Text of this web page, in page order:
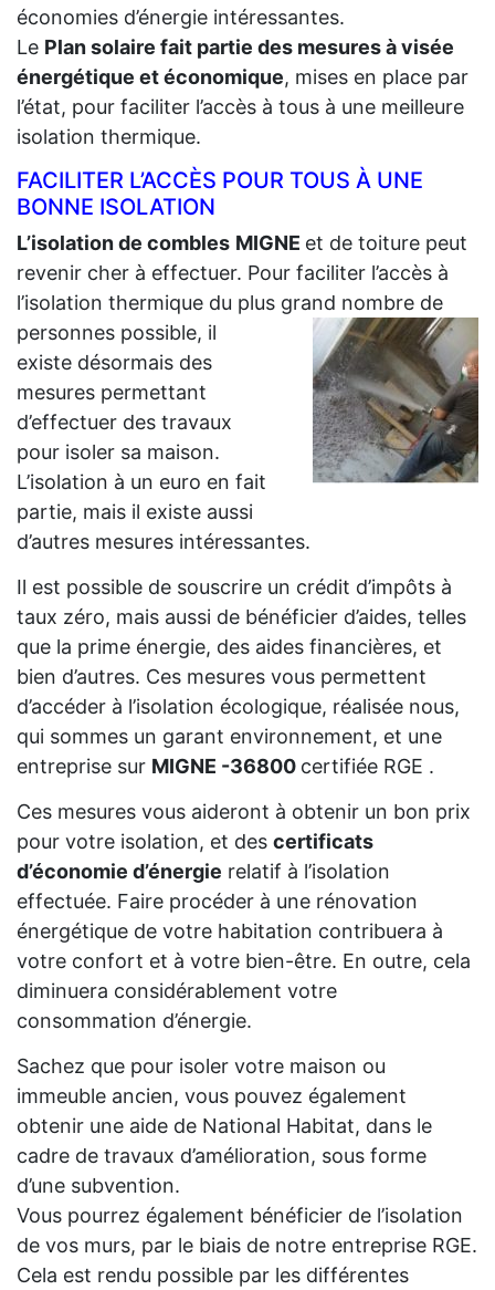
économies d’énergie intéressantes.
Le Plan solaire fait partie des mesures à visée
énergétique et économique, mises en place par
l’état, pour faciliter l’accès à tous à une meilleure
isolation thermique.
FACILITER L’ACCÈS POUR TOUS À UNE
BONNE ISOLATION
L’isolation de combles MIGNE et de toiture peut
revenir cher à effectuer. Pour faciliter l’accès à
l’isolation thermique du plus grand nombre de
personnes possible, il
existe désormais des
mesures permettant
d’effectuer des travaux
pour isoler sa maison.
L’isolation à un euro en fait
partie, mais il existe aussi
d’autres mesures intéressantes.
Il est possible de souscrire un crédit d’impôts à
taux zéro, mais aussi de bénéficier d’aides, telles
que la prime énergie, des aides financières, et
bien d’autres. Ces mesures vous permettent
d’accéder à l’isolation écologique, réalisée nous,
qui sommes un garant environnement, et une
entreprise sur MIGNE -36800 certifiée RGE .
Ces mesures vous aideront à obtenir un bon prix
pour votre isolation, et des certificats
d’économie d’énergie relatif à l’isolation
effectuée. Faire procéder à une rénovation
énergétique de votre habitation contribuera à
votre confort et à votre bien-être. En outre, cela
diminuera considérablement votre
consommation d’énergie.
Sachez que pour isoler votre maison ou
immeuble ancien, vous pouvez également
obtenir une aide de National Habitat, dans le
cadre de travaux d’amélioration, sous forme
d’une subvention.
Vous pourrez également bénéficier de l’isolation
de vos murs, par le biais de notre entreprise RGE.
Cela est rendu possible par les différentes